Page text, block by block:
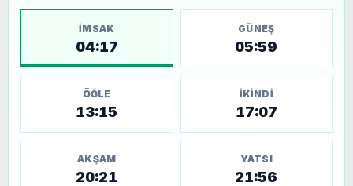
İMSAK
04:17
GÜNEŞ
05:59
ÖĞLE
13:15
İKINDI
17:07
AKŞAM
20:21
YATSI
21:56